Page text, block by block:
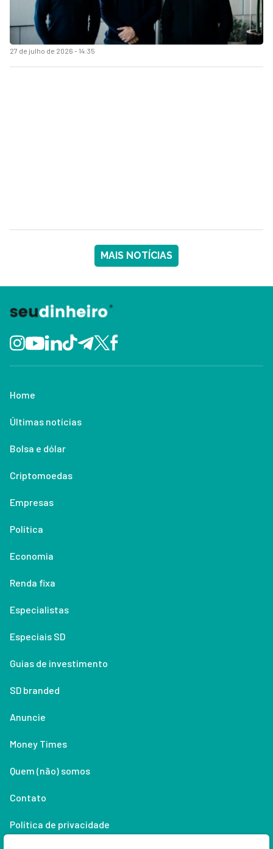
27 de julho de 2026 - 14:35
MAIS NOTÍCIAS
Home
Últimas notícias
Bolsa e dólar
Criptomoedas
Empresas
Política
Economia
Renda fixa
Especialistas
Especiais SD
Guias de investimento
SD branded
Anuncie
Money Times
Quem (não) somos
Contato
Política de privacidade